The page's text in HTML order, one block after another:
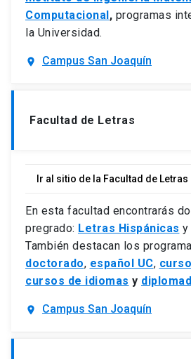
Computacional, programas
la Universidad.
location_on Campus San Joaquín
Facultad de Letras
Ir al sitio de la Facultad de Letras
En esta facultad encontrarás
pregrado: Letras Hispánicas y
También destacan los
doctorado, español UC,
cursos de idiomas y
location_on Campus San Joaquín